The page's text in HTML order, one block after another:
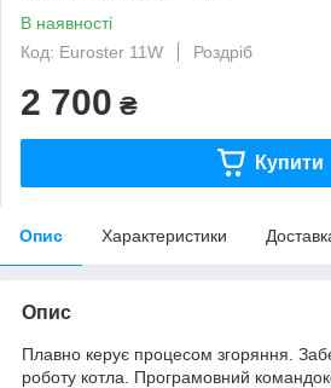
В наявності
Код: Euroster 11W
Роздріб
2 700 ₴
Купити
Опис Характеристики
Опис
Плавно керує процесом згоряння.
роботу котла. Програмовний